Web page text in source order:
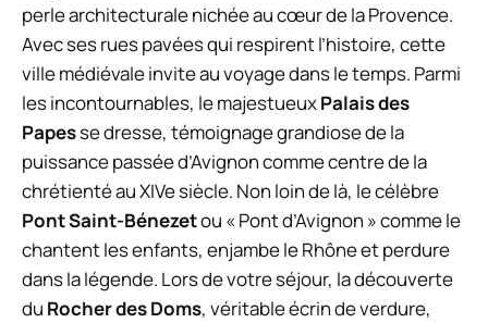
perle architecturale nichée au cœur de la Provence.
Avec ses rues pavées qui respirent l’histoire, cette
ville médiévale invite au voyage dans le temps. Parmi
les incontournables, le majestueuxPalais des
Papesse dresse, témoignage grandiose de la
puissance passée d’Avignon comme centre de la
chrétienté au XIVe siècle. Non loin de là, le célèbre
Pont Saint-Bénezetou « Pont d’Avignon » comme le
chantent les enfants, enjambe le Rhône et perdure
dans la légende. Lors de votre séjour, la découverte
du Rocher des Doms, véritable écrin de verdure,